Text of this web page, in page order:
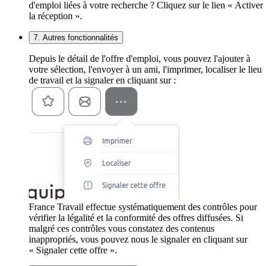
d'emploi liées à votre recherche ? Cliquez sur le lien « Activer
la réception ».
7. Autres fonctionnalités
Depuis le détail de l'offre d'emploi, vous pouvez l'ajouter à
votre sélection, l'envoyer à un ami, l'imprimer, localiser le lieu
de travail et la signaler en cliquant sur :
France Travail effectue systématiquement des contrôles pour
vérifier la légalité et la conformité des offres diffusées. Si
malgré ces contrôles vous constatez des contenus
inappropriés, vous pouvez nous le signaler en cliquant sur
« Signaler cette offre ».